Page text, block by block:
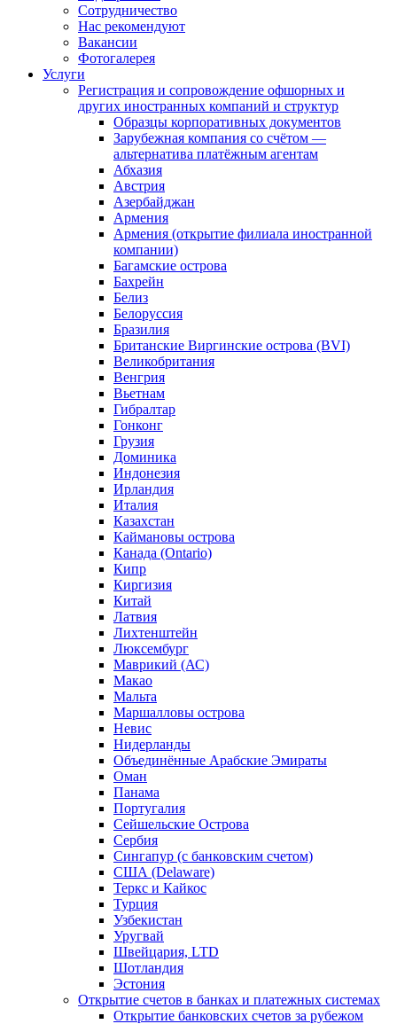
Сотрудничество
Нас рекомендуют
Вакансии
Фотогалерея
Услуги
Регистрация и сопровождение офшорных и
других иностранных компаний и структур
Образцы корпоративных документов
Зарубежная компания со счётом —
альтернатива платёжным агентам
Абхазия
Австрия
Азербайджан
Армения
Армения (открытие филиала иностранной
компании)
Багамские острова
Бахрейн
Белиз
Белоруссия
Бразилия
Британские Виргинские острова (BVI)
Великобритания
Венгрия
Вьетнам
Гибралтар
Гонконг
Грузия
Доминика
Индонезия
Ирландия
Италия
Казахстан
Каймановы острова
Канада (Ontario)
Кипр
Киргизия
Китай
Латвия
Лихтенштейн
Люксембург
Маврикий (АС)
Макао
Мальта
Маршалловы острова
Нeвис
Нидерланды
Объединённые Арабские Эмираты
Оман
Панама
Португалия
Сейшельские Острова
Сербия
Сингапур (c банковским счетом)
США (Delaware)
Теркс и Кайкос
Турция
Узбекистан
Уругвай
Швейцария, LTD
Шотландия
Эстония
Открытие счетов в банках и платежных системах
Открытие банковских счетов за рубежом